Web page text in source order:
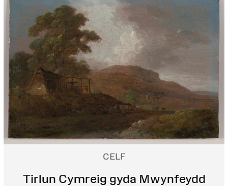
CELF
Tirlun Cymreig gyda Mwynfeydd